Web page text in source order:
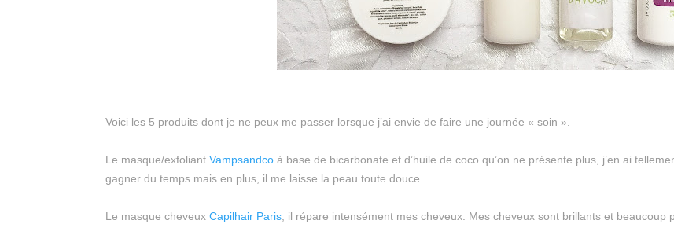
Voici les 5 produits dont je ne peux me passer lorsque j’ai envie de faire une journée « soin ».
Le masque/exfoliantVampsandco à base de bicarbonate et d’huile de coco qu’on ne présente plus, j’en ai
gagner du temps mais en plus, il me laisse la peau toute douce.
Le masque cheveuxCapilhair Paris , il répare intensément mes cheveux. Mes cheveux sont brillants et beaucoup